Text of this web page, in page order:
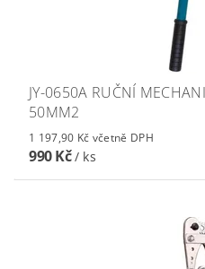
JY-0650A RUČNÍ
50MM2
1 197,90 Kč včetně DPH
990 Kč/ ks